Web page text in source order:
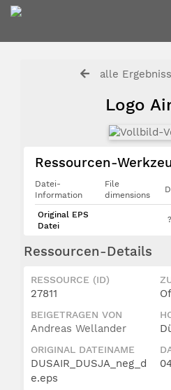
alle
Logo
Ressourcen-
Datei-
Information
File
dimensions
Original EPS
Datei
?
Ressourcen-Details
RESSOURCE (ID)
27811
BEIGETRAGEN VON
Andreas Wellander
ORIGINAL DATEINAME
DUSAIR_DUSJA_neg_d
e.eps